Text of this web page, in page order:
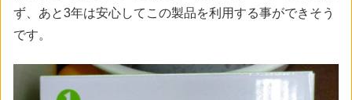
ず、あと3年は安心してこの製品を利用する事ができそう
です。